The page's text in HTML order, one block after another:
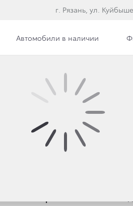
г. Рязань, ул.
Автомобили в наличии
ТОЙОТА